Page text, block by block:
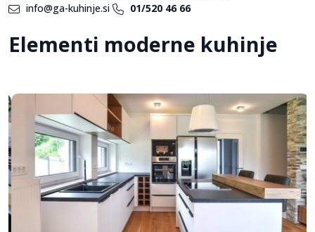
info@ga-kuhinje.si
01/520 46 66
Elementi moderne kuhinje